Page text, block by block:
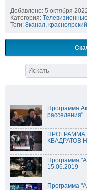
Добавлено: 5 октября
Категория:
Теги: 8канал,
Программа
расселения"
ПРОГРАММА
КВАДРАТОВ
Программа
15.06.2019
Программа